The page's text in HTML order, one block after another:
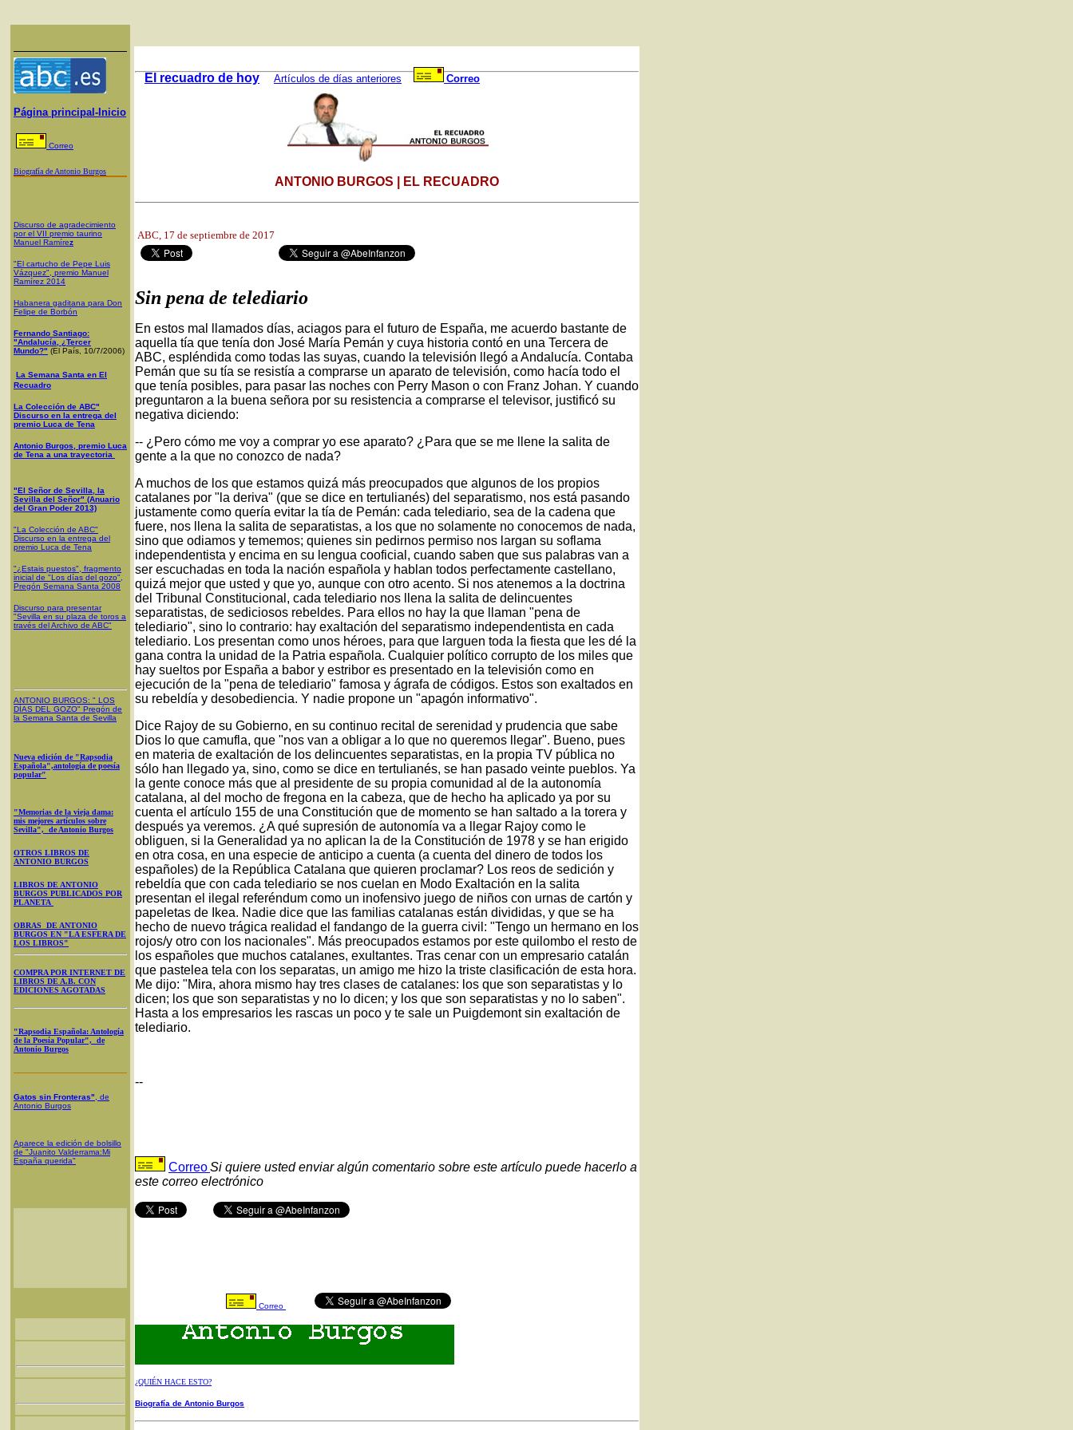
Página principal-Inicio
Correo
Biografía de Antonio Burgos
Discurso de agradecimiento
por el VII premio taurino
Manuel Ramírez
"El cartucho de Pepe Luis
Vázquez", premio Manuel
Ramírez 2014
Habanera gaditana para Don
Felipe de Borbón
Fernando Santiago:
"Andalucía, ¿Tercer
Mundo?" (El País, 10/7/2006)
La Semana Santa en El
Recuadro
La Colección de ABC"
Discurso en la entrega del
premio Luca de Tena
Antonio Burgos, premio Luca
de Tena a una trayectoria
"El Señor de Sevilla, la
Sevilla del Señor" (Anuario
del Gran Poder 2013)
"La Colección de ABC"
Discurso en la entrega del
premio Luca de Tena
"¿Estais puestos", fragmento
inicial de "Los días del gozo",
Pregón Semana Santa 2008
Discurso para presentar
"Sevilla en su plaza de toros a
través del Archivo de ABC"
ANTONIO BURGOS: " LOS
DÍAS DEL GOZO" Pregón de
la Semana Santa de Sevilla
Nueva edición de "Rapsodia
Española",antología de poesía
popular"
"Memorias de la vieja dama:
mis mejores artículos sobre
Sevilla", de Antonio Burgos
OTROS LIBROS DE
ANTONIO BURGOS
LIBROS DE ANTONIO
BURGOS PUBLICADOS POR
PLANETA
OBRAS DE ANTONIO
BURGOS EN "LA ESFERA DE
LOS LIBROS"
COMPRA POR INTERNET DE
LIBROS DE A.B. CON
EDICIONES AGOTADAS
"Rapsodia Española: Antología
de la Poesía Popular", de
Antonio Burgos
Gatos sin Fronteras" , de
Antonio Burgos
Aparece la edición de bolsillo
de "Juanito Valderrama:Mi
España querida"
El recuadro de hoy Artículos de días anteriores Correo
ANTONIO BURGOS | EL RECUADRO
ABC, 17 de septiembre de 2017
Sin pena de telediario
En estos mal llamados días, aciagos para el futuro de España, me acuerdo bastante de
aquella tía que tenía don José María Pemán y cuya historia contó en una Tercera de
ABC, espléndida como todas las suyas, cuando la televisión llegó a Andalucía. Contaba
Pemán que su tía se resistía a comprarse un aparato de televisión, como hacía todo el
que tenía posibles, para pasar las noches con Perry Mason o con Franz Johan. Y cuando
preguntaron a la buena señora por su resistencia a comprarse el televisor, justificó su
negativa diciendo:
-- ¿Pero cómo me voy a comprar yo ese aparato? ¿Para que se me llene la salita de
gente a la que no conozco de nada?
A muchos de los que estamos quizá más preocupados que algunos de los propios
catalanes por "la deriva" (que se dice en tertulianés) del separatismo, nos está pasando
justamente como quería evitar la tía de Pemán: cada telediario, sea de la cadena que
fuere, nos llena la salita de separatistas, a los que no solamente no conocemos de nada,
sino que odiamos y tememos; quienes sin pedirnos permiso nos largan su soflama
independentista y encima en su lengua cooficial, cuando saben que sus palabras van a
ser escuchadas en toda la nación española y hablan todos perfectamente castellano,
quizá mejor que usted y que yo, aunque con otro acento. Si nos atenemos a la doctrina
del Tribunal Constitucional, cada telediario nos llena la salita de delincuentes
separatistas, de sediciosos rebeldes. Para ellos no hay la que llaman "pena de
telediario", sino lo contrario: hay exaltación del separatismo independentista en cada
telediario. Los presentan como unos héroes, para que larguen toda la fiesta que les dé la
gana contra la unidad de la Patria española. Cualquier político corrupto de los miles que
hay sueltos por España a babor y estribor es presentado en la televisión como en
ejecución de la "pena de telediario" famosa y ágrafa de códigos. Estos son exaltados en
su rebeldía y desobediencia. Y nadie propone un "apagón informativo".
Dice Rajoy de su Gobierno, en su continuo recital de serenidad y prudencia que sabe
Dios lo que camufla, que "nos van a obligar a lo que no queremos llegar". Bueno, pues
en materia de exaltación de los delincuentes separatistas, en la propia TV pública no
sólo han llegado ya, sino, como se dice en tertulianés, se han pasado veinte pueblos. Ya
la gente conoce más que al presidente de su propia comunidad al de la autonomía
catalana, al del mocho de fregona en la cabeza, que de hecho ha aplicado ya por su
cuenta el artículo 155 de una Constitución que de momento se han saltado a la torera y
después ya veremos. ¿A qué supresión de autonomía va a llegar Rajoy como le
obliguen, si la Generalidad ya no aplican la de la Constitución de 1978 y se han erigido
en otra cosa, en una especie de anticipo a cuenta (a cuenta del dinero de todos los
españoles) de la República Catalana que quieren proclamar? Los reos de sedición y
rebeldía que con cada telediario se nos cuelan en Modo Exaltación en la salita
presentan el ilegal referéndum como un inofensivo juego de niños con urnas de cartón y
papeletas de Ikea. Nadie dice que las familias catalanas están divididas, y que se ha
hecho de nuevo trágica realidad el fandango de la guerra civil: "Tengo un hermano en los
rojos/y otro con los nacionales". Más preocupados estamos por este quilombo el resto de
los españoles que muchos catalanes, exultantes. Tras cenar con un empresario catalán
que pastelea tela con los separatas, un amigo me hizo la triste clasificación de esta hora.
Me dijo: "Mira, ahora mismo hay tres clases de catalanes: los que son separatistas y lo
dicen; los que son separatistas y no lo dicen; y los que son separatistas y no lo saben".
Hasta a los empresarios les rascas un poco y te sale un Puigdemont sin exaltación de
telediario.
--
CorreoSi quiere usted enviar algún comentario sobre este artículo puede hacerlo a
este correo electrónico
Correo
¿QUIÉN HACE ESTO?
Biografía de Antonio Burgos